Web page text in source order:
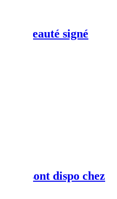
de beauté signé
sont dispo chez